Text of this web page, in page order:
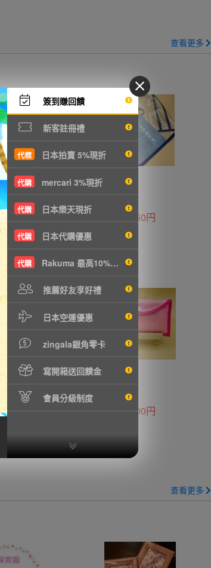
簽到賺回饋
新客註冊禮
代標 日本拍賣 5%現折
代購 mercari 3%現折
代購 日本樂天現折
代購 日本代購優惠
代購 Rakuma 最高10%現折
推薦好友享好禮
日本空運優惠
zingala銀角零卡
寫開箱送回饋金
會員分級制度
查看更多
円 1450円
円 1200円
查看更多